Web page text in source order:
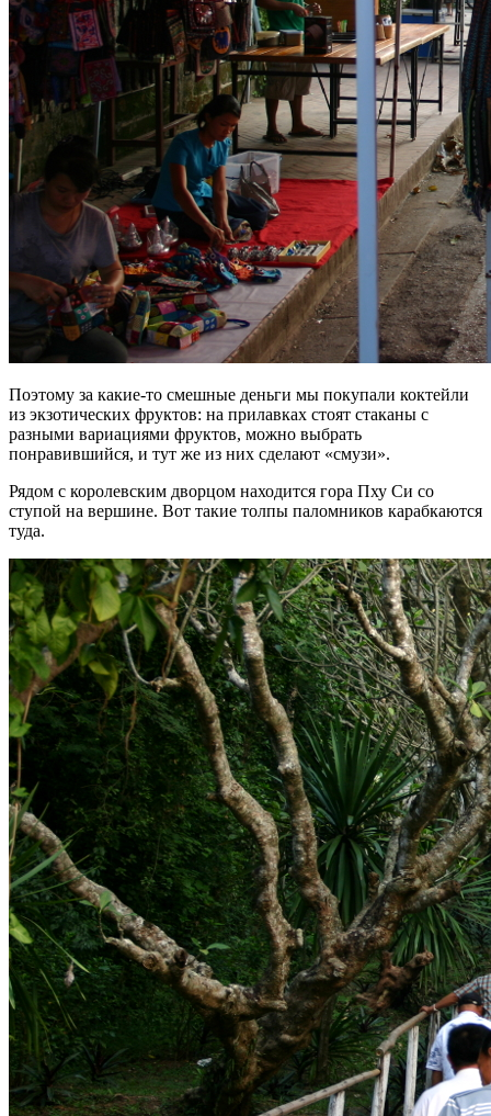
Поэтому за какие-то смешные деньги мы покупали коктейли
из экзотических фруктов: на прилавках стоят стаканы с
разными вариациями фруктов, можно выбрать
понравившийся, и тут же из них сделают «смузи».
Рядом с королевским дворцом находится гора Пху Си со
ступой на вершине. Вот такие толпы паломников карабкаются
туда.